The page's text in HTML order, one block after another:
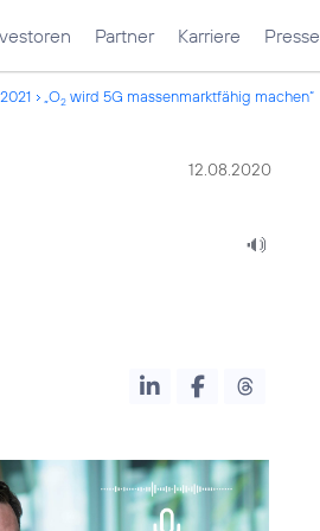
Partner Karriere Presse
„O2 wird 5G massenmarktfähig machen“
12.08.2020